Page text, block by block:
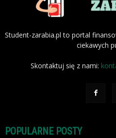
Student-zarabia.pl to portal
ciekawych
Skontaktuj się z nami:
POPULARNE POSTY